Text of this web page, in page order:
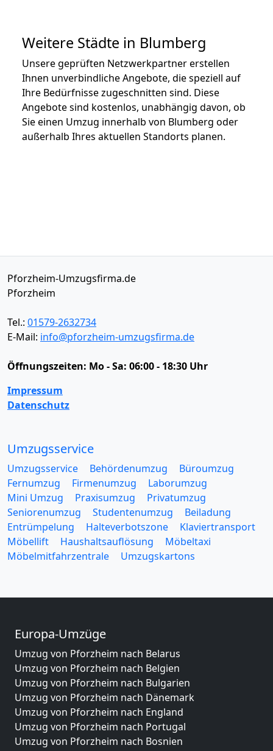
Weitere Städte in Blumberg
Unsere geprüften Netzwerkpartner erstellen
Ihnen unverbindliche Angebote, die speziell auf
Ihre Bedürfnisse zugeschnitten sind. Diese
Angebote sind kostenlos, unabhängig davon, ob
Sie einen Umzug innerhalb von Blumberg oder
außerhalb Ihres aktuellen Standorts planen.
Pforzheim-Umzugsfirma.de
Pforzheim
Tel.: 01579-2632734
E-Mail: info@pforzheim-umzugsfirma.de
Öffnungszeiten: Mo - Sa: 06:00 - 18:30 Uhr
Impressum
Datenschutz
Umzugsservice
Umzugsservice Behördenumzug
Büroumzug
Fernumzug
Firmenumzug
Laborumzug
Mini Umzug
Praxisumzug
Privatumzug
Seniorenumzug
Studentenumzug
Beiladung
Entrümpelung
Halteverbotszone
Klaviertransport
Möbellift
Haushaltsauflösung
Möbeltaxi
Möbelmitfahrzentrale
Umzugskartons
Europa-Umzüge
Umzug von Pforzheim nach Belarus
Umzug von Pforzheim nach Belgien
Umzug von Pforzheim nach Bulgarien
Umzug von Pforzheim nach Dänemark
Umzug von Pforzheim nach England
Umzug von Pforzheim nach Portugal
Umzug von Pforzheim nach Bosnien